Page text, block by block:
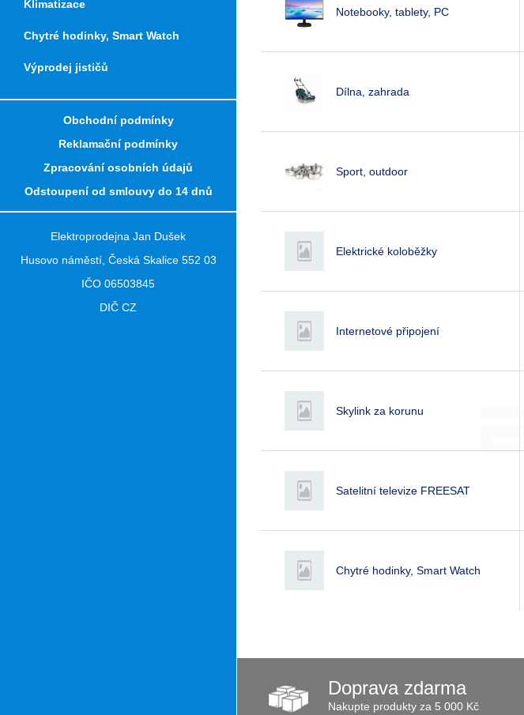
Klimatizace
Chytré hodinky, Smart Watch
Výprodej jističů
Obchodní podmínky
Reklamační podmínky
Zpracování osobních údajů
Odstoupení od smlouvy do 14 dnů
Elektroprodejna Jan Dušek
Husovo náměstí, Česká Skalice 552 03
IČO 06503845
DIČ CZ
Notebooky, tablety, PC
Dílna, zahrada
Sport, outdoor
Elektrické koloběžky
Internetové připojení
Skylink za korunu
Satelitní televize FREESAT
Chytré hodinky, Smart Watch
Doprava zdarma
Nakupte produkty za 5 000 Kč